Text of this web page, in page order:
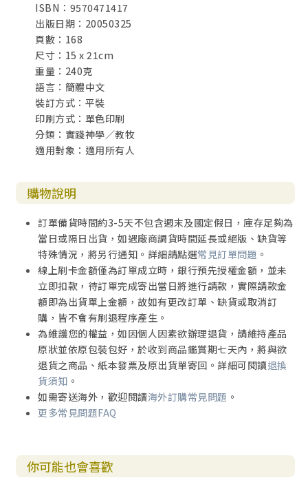
ISBN：9570471417
出版日期：20050325
頁數：168
尺寸：15 x 21cm
重量：240克
語言：簡體中文
裝訂方式：平裝
印刷方式：單色印刷
分類：實踐神學／教牧
適用對象：適用所有人
購物說明
訂單備貨時間約3-5天不包含週末及國定假日，庫存足夠為
當日或隔日出貨，如遇廠商調貨時間延長或絕版、缺貨等
特殊情況，將另行通知。詳細請點選常見訂單問題 。
線上刷卡金額僅為訂單成立時，銀行預先授權金額，並未
立即扣款，待訂單完成寄出當日將進行請款，實際請款金
額即為出貨單上金額，故如有更改訂單、缺貨或取消訂
購，皆不會有刷退程序產生。
為維護您的權益，如因個人因素欲辦理退貨，請維持產品
原狀並依原包裝包好，於收到商品鑑賞期七天內，將與欲
退貨之商品、紙本發票及原出貨單寄回。詳細可閱讀退換
貨須知 。
如需寄送海外，歡迎閱讀海外訂購常見問題 。
更多常見問題FAQ
你可能也會喜歡